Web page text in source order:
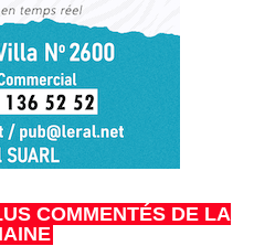
COMMENTÉS DE LA